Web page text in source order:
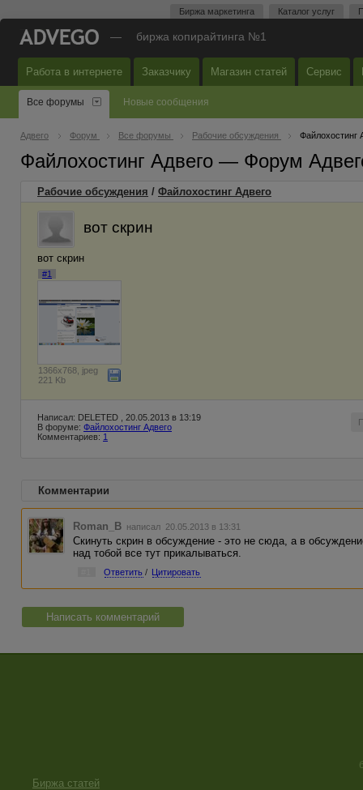
Биржа маркетинга Каталог услуг
— биржа копирайтинга №1
Работа в интернете Заказчику Магазин статей Сервис
Все форумы Новые сообщения
Адвего Форум Все форумы Рабочие обсуждения Файлохостинг
Файлохостинг Адвего — Форум
Рабочие обсуждения / Файлохостинг Адвего
вот скрин
вот скрин
#1
1366x768, jpeg
221 Kb
Написал: DELETED , 20.05.2013 в 13:19
В форуме: Файлохостинг Адвего
Комментариев: 1
Комментарии
Roman_B написал 20.05.2013 в 13:31
Скинуть скрин в обсуждение - это не сюда, а в
над тобой все тут прикалываться.
Ответить / Цитировать
Написать комментарий
Биржа статей